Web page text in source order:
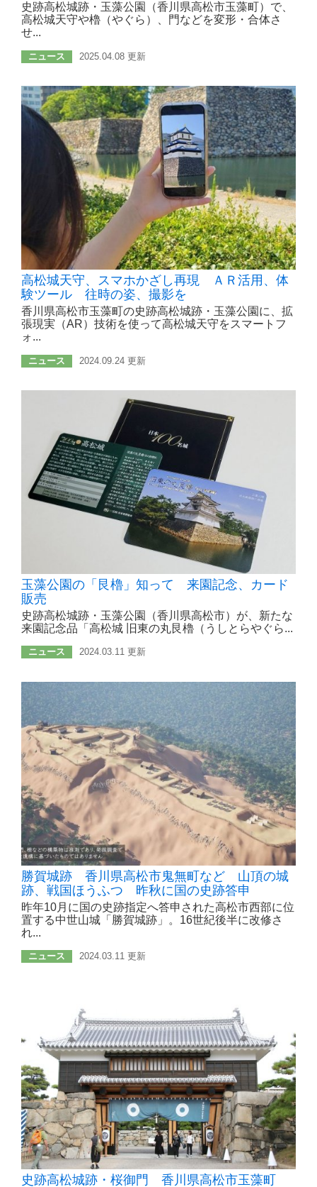
史跡高松城跡・玉藻公園（香川県高松市玉藻町）で、
高松城天守や櫓（やぐら）、門などを変形・合体さ
せ...
ニュース 2025.04.08 更新
高松城天守、スマホかざし再現 ＡＲ活用、体
験ツール 往時の姿、撮影を
香川県高松市玉藻町の史跡高松城跡・玉藻公園に、拡
張現実（AR）技術を使って高松城天守をスマートフ
ォ...
ニュース 2024.09.24 更新
玉藻公園の「艮櫓」知って 来園記念、カード
販売
史跡高松城跡・玉藻公園（香川県高松市）が、新たな
来園記念品「高松城 旧東の丸艮櫓（うしとらやぐら...
ニュース 2024.03.11 更新
勝賀城跡 香川県高松市鬼無町など 山頂の城
跡、戦国ほうふつ 昨秋に国の史跡答申
昨年10月に国の史跡指定へ答申された高松市西部に位
置する中世山城「勝賀城跡」。16世紀後半に改修さ
れ...
ニュース 2024.03.11 更新
史跡高松城跡・桜御門 香川県高松市玉藻町